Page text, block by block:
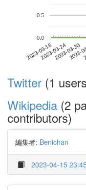
2023-03-182023-03-242023-03-30
2023-
0.0
0.5
Twitter (1
Wikipedia (2
contributors)
編集者: Benichan
2023-04-15